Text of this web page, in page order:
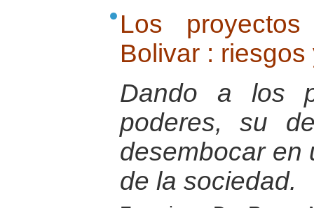
Los
Bolivar :
Dando a los
poderes, su
desembocar en
de la sociedad.